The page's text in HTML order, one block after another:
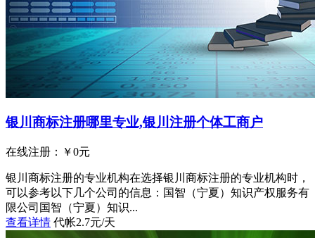
银川商标注册哪里专业,银川注册个体工商户
在线注册：￥0元
银川商标注册的专业机构在选择银川商标注册的专业机构时，
可以参考以下几个公司的信息：国智（宁夏）知识产权服务有
限公司国智（宁夏）知识...
查看详情 代帐2.7元/天